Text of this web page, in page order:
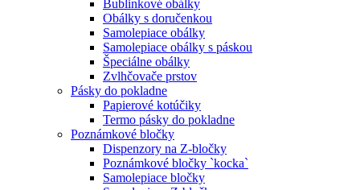
Bublinkové obálky
Obálky s doručenkou
Samolepiace obálky
Samolepiace obálky s páskou
Špeciálne obálky
Zvlhčovače prstov
Pásky do pokladne
Papierové kotúčiky
Termo pásky do pokladne
Poznámkové bločky
Dispenzory na Z-bločky
Poznámkové bločky `kocka`
Samolepiace bločky